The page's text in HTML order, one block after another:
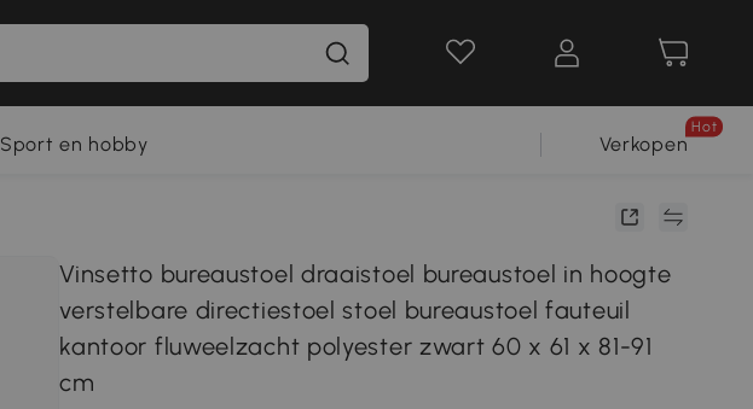
Sport en hobby Verkopen
Hot
Vinsetto bureaustoel draaistoel bureaustoel in hoogte
verstelbare directiestoel stoel bureaustoel fauteuil
kantoor fluweelzacht polyester zwart 60 x 61 x 81-91
cm